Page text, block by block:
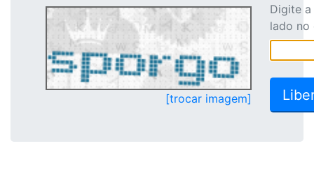
[trocar imagem]
Digite
lado no